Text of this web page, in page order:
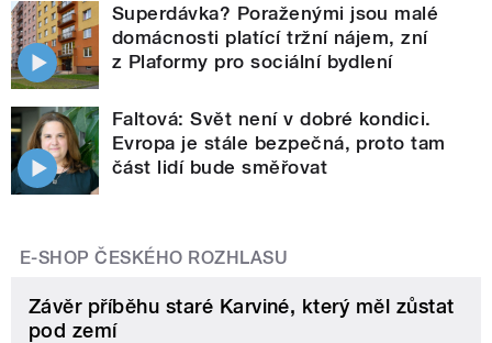
Superdávka? Poraženými jsou malé
domácnosti platící tržní nájem, zní
z Plaformy pro sociální bydlení
Faltová: Svět není v dobré kondici.
Evropa je stále bezpečná, proto tam
část lidí bude směřovat
E-SHOP ČESKÉHO ROZHLASU
Závěr příběhu staré Karviné, který měl zůstat
pod zemí